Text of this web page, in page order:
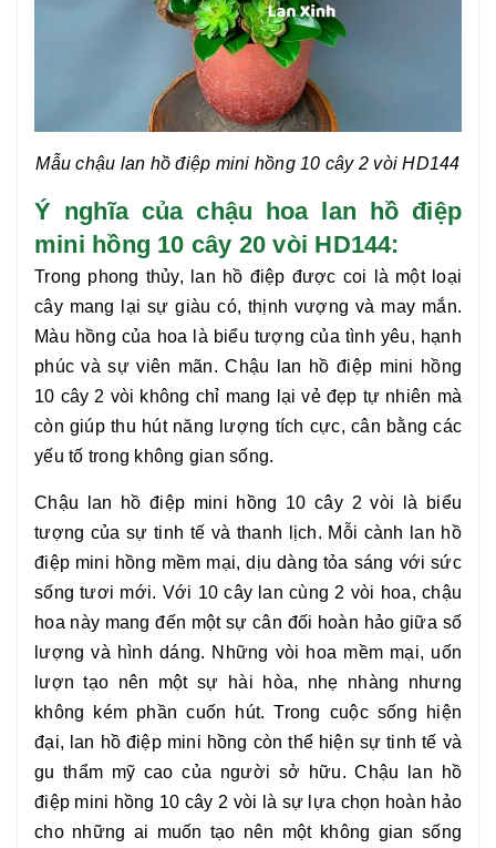
Mẫu chậu lan hồ điệp mini hồng 10 cây 2 vòiHD144
Ý nghĩa của chậu hoa lan hồ điệp
mini hồng 10 cây 20 vòi HD144:
Trong phong thủy, lan hồ điệp được coi là một loại
cây mang lại sự giàu có, thịnh vượng và may mắn.
Màu hồng của hoa là biểu tượng của tình yêu, hạnh
phúc và sự viên mãn. Chậu
lan hồ điệp mini hồng
10 cây 2 vòi không chỉ mang lại vẻ đẹp tự nhiên mà
còn giúp thu hút năng lượng tích cực, cân bằng các
yếu tố trong không gian sống.
Chậu lan hồ điệp mini hồng 10 cây 2 vòi là biểu
tượng của sự tinh tế và thanh lịch. Mỗi cành lan hồ
điệp mini hồng mềm mại, dịu dàng tỏa sáng với sức
sống tươi mới. Với 10 cây lan cùng 2 vòi hoa, chậu
hoa này mang đến một sự cân đối hoàn hảo giữa số
lượng và hình dáng. Những vòi hoa mềm mại, uốn
lượn tạo nên một sự hài hòa, nhẹ nhàng nhưng
không kém phần cuốn hút. Trong cuộc sống hiện
đại, lan hồ điệp mini hồng còn thể hiện sự tinh tế và
gu thẩm mỹ cao của người sở hữu. Chậu
lan hồ
điệp mini hồng 10 cây 2 vòi là sự lựa chọn hoàn hảo
cho những ai muốn tạo nên một không gian sống